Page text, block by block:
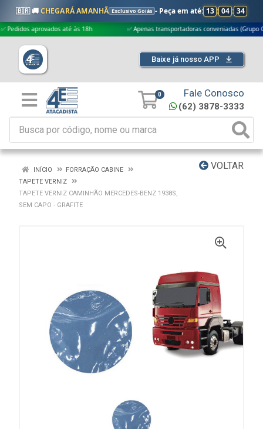
🇧🇷 🚚CHEGARÁ AMANHÃ Exclusivo Goiás - Peça em até: 13 : 04 : 34
aprovados até às 18h ✅ Apenas transportadoras conveniadas (Grupo G5)
Baixe já nosso APP
0 Fale Conosco
(62) 3878-3333
VOLTAR
INÍCIO
FORRAÇÃO CABINE
TAPETE VERNIZ
TAPETE VERNIZ CAMINHÃO MERCEDES-BENZ 1938S,
SEM CAPO - GRAFITE